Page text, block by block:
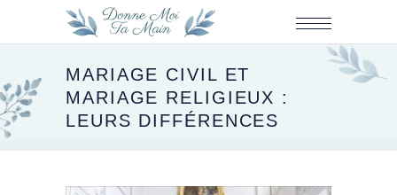
MARIAGE CIVIL ET
MARIAGE RELIGIEUX :
LEURS DIFFÉRENCES